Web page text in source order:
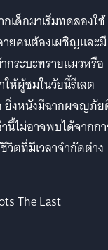
เด็กมาเริ่มทดลองใช้
ยคนต้องเผชิญและมี
กระบะทรายแมวหรือ
ให้ผู้ชมในวัยนี้รีเลต
ยิ่งหนังมีฉากผจญภั
นี้ไม่อาจพบได้จากก
วิตที่มีเวลาจำกัดต่าง